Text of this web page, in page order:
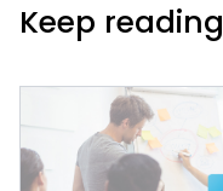
Keep reading